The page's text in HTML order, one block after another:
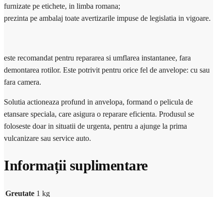
furnizate pe etichete, in limba romana;
prezinta pe ambalaj toate avertizarile impuse de legislatia in vigoare.
este recomandat pentru repararea si umflarea instantanee, fara
demontarea rotilor. Este potrivit pentru orice fel de anvelope: cu sau
fara camera.
Solutia actioneaza profund in anvelopa, formand o pelicula de
etansare speciala, care asigura o reparare eficienta. Produsul se
foloseste doar in situatii de urgenta, pentru a ajunge la prima
vulcanizare sau service auto.
Informații suplimentare
Greutate 1 kg